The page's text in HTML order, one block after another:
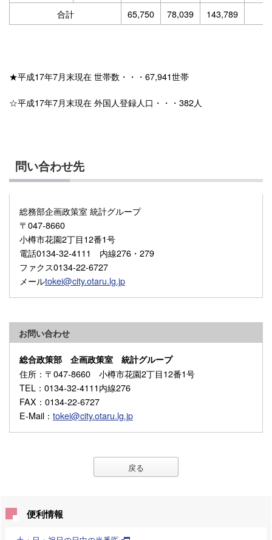
合計
65,750 78,039 143,789
★平成17年7月末現在 世帯数・・・67,941世帯
☆平成17年7月末現在 外国人登録人口・・・382人
問い合わせ先
総務部企画政策室 統計グループ
〒047-8660
小樽市花園2丁目12番1号
電話0134-32-4111 内線276・279
ファクス0134-22-6727
メールtokei@city.otaru.lg.jp
お問い合わせ
総合政策部 企画政策室 統計グループ
住所 ：〒047-8660 小樽市花園2丁目12番1号
TEL ：0134-32-4111内線276
FAX ：0134-22-6727
E-Mail ： tokei@city.otaru.lg.jp
戻る
便利情報